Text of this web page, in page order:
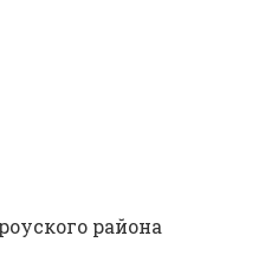
района